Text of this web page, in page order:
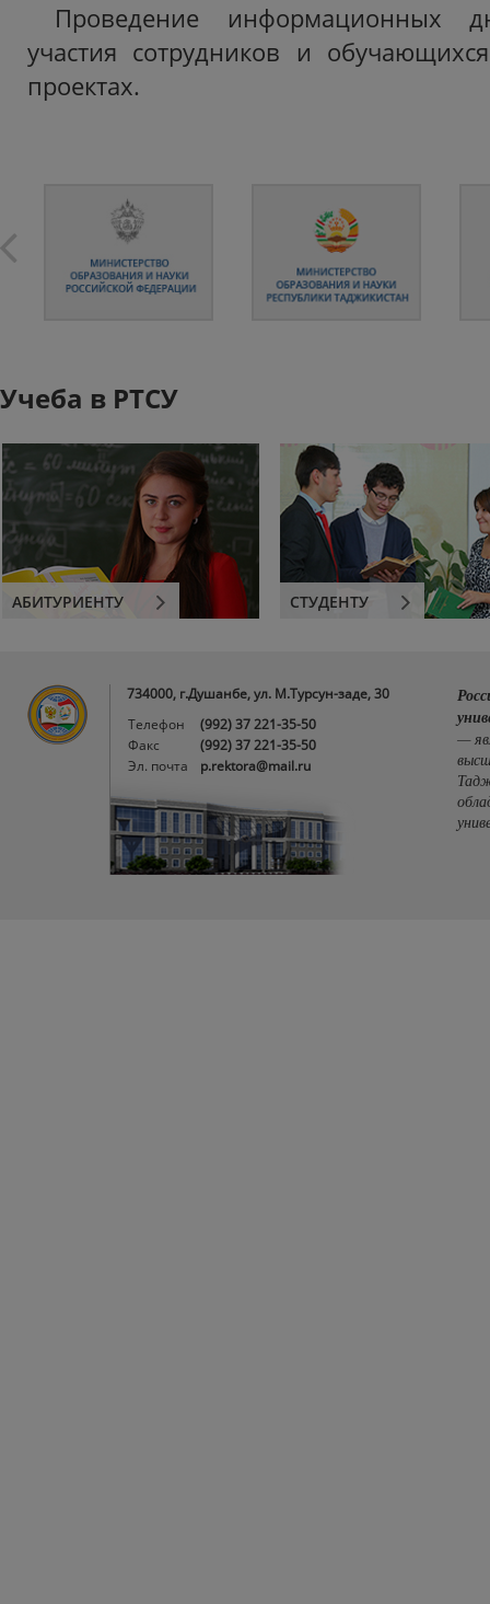
Проведение информационных
участия сотрудников и
проектах.
Учеба в РТСУ
АБИТУРИЕНТУ СТУДЕНТУ
734000, г.Душанбе, ул. М.Турсун-заде, 30
Телефон
(992) 37 221-35-50
Факс
(992) 37 221-35-50
Эл. почта
p.rektora@mail.ru
—